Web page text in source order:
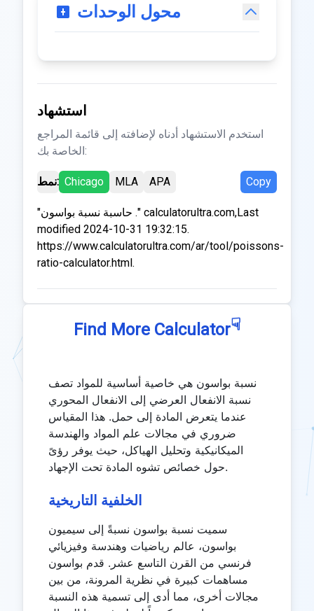
محول الوحدات
استشهاد
استخدم الاستشهاد أدناه لإضافته إلى قائمة المراجع
الخاصة بك:
نمط: Chicago MLA APA Copy
"حاسبة نسبة بواسون ." calculatorultra.com,Last
modified 2024-10-31 19:32:15.
https://www.calculatorultra.com/ar/tool/poissons-
ratio-calculator.html.
Find More Calculator☟
نسبة بواسون هي خاصية أساسية للمواد تصف
نسبة الانفعال العرضي إلى الانفعال المحوري
عندما يتعرض المادة إلى حمل. هذا المقياس
ضروري في مجالات علم المواد والهندسة
الميكانيكية وتحليل الهياكل، حيث يوفر رؤىً
حول خصائص تشوه المادة تحت الإجهاد.
الخلفية التاريخية
سميت نسبة بواسون نسبةً إلى سيميون
بواسون، عالم رياضيات وهندسة وفيزيائي
فرنسي من القرن التاسع عشر. قدم بواسون
مساهمات كبيرة في نظرية المرونة، من بين
مجالات أخرى، مما أدى إلى تسمية هذه النسبة